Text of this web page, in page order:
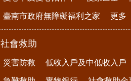
臺南市政府無障礙福利之家 更多
社會救助
災害防救 低收入戶及中低收入戶